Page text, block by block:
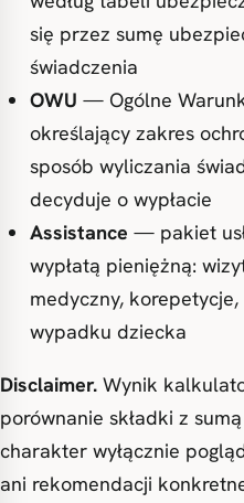
się przez sumę
świadczenia
OWU — Ogólne
określający zakres
sposób wyliczania
decyduje o wypłacie
Assistance — pakiet
wypłatą pieniężną:
medyczny,
wypadku dziecka
Disclaimer. Wynik
porównanie składki z
charakter wyłącznie
ani rekomendacji